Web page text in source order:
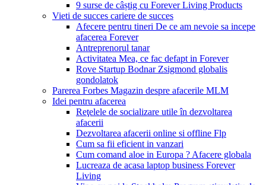
9 surse de câștig cu Forever Living Products
Vieti de succes cariere de succes
Afecere pentru tineri De ce am nevoie sa incepe
afacerea Forever
Antreprenorul tanar
Activitatea Mea, ce fac defapt in Forever
Rove Startup Bodnar Zsigmond globalis
gondolatok
Parerea Forbes Magazin despre afacerile MLM
Idei pentru afacerea
Reţelele de socializare utile în dezvoltarea
afacerii
Dezvoltarea afacerii online si offline Flp
Cum sa fii eficient in vanzari
Cum comand aloe in Europa ? Afacere globala
Lucreaza de acasa laptop business Forever
Living